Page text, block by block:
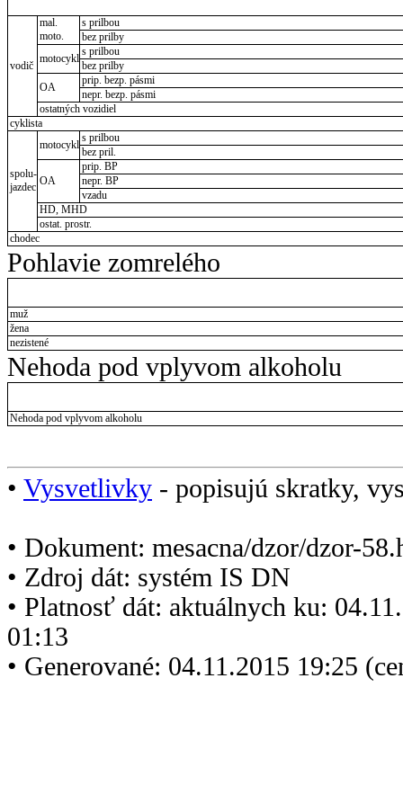
vodič
mal.
moto.
s prilbou
bez prilby
motocykl
s prilbou
bez prilby
OA
prip. bezp. pásmi
nepr. bezp. pásmi
ostatných vozidiel
cyklista
spolu-
jazdec
motocykl
s prilbou
bez pril.
OA
prip. BP
nepr. BP
vzadu
HD, MHD
ostat. prostr.
chodec
Pohlavie zomrelého
muž
žena
nezistené
Nehoda pod vplyvom alkoholu
Nehoda pod vplyvom alkoholu
• Vysvetlivky - popisujú skratky,
• Dokument: mesacna/dzor/dzor-
• Zdroj dát: systém IS DN
• Platnosť dát: aktuálnych ku:
01:13
• Generované: 04.11.2015 19:25